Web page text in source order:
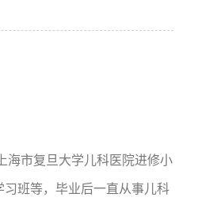
海市复旦大学儿科医院进修小
班等，毕业后一直从事儿科